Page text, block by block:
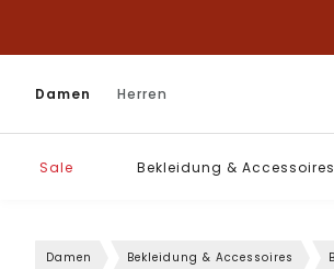
Damen Herren
Sale Bekleidung & Accessoires
Damen Bekleidung & Accessoires